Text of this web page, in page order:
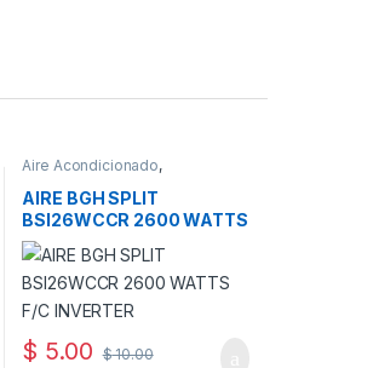
Aire Acondicionado,
AIRE BGH SPLIT
BSI26WCCR 2600 WATTS
F/C INVERTER
$ 5.00 $10.00